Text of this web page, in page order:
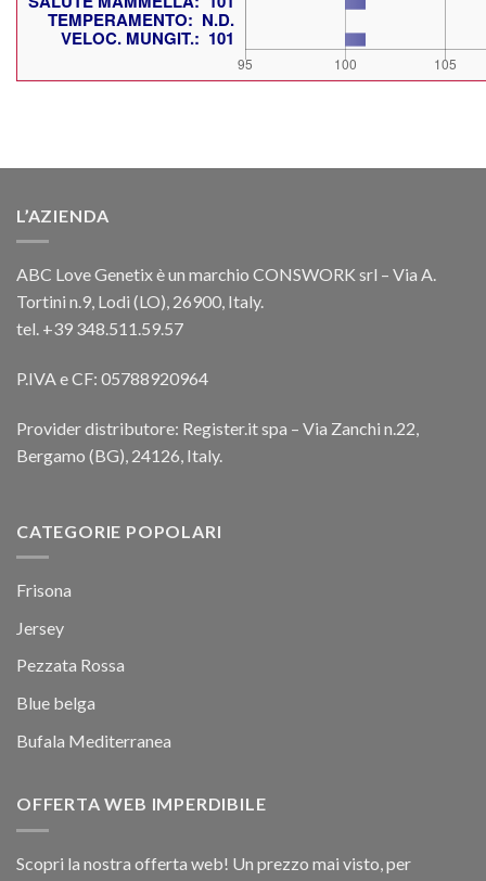
L’AZIENDA
ABC Love Genetix è un marchio CONSWORK srl – Via A.
Tortini n.9, Lodi (LO), 26900, Italy.
tel. +39 348.511.59.57
P.IVA e CF: 05788920964
Provider distributore: Register.it spa – Via Zanchi n.22,
Bergamo (BG), 24126, Italy.
CATEGORIE POPOLARI
Frisona
Jersey
Pezzata Rossa
Blue belga
Bufala Mediterranea
OFFERTA WEB IMPERDIBILE
Scopri la nostra offerta web! Un prezzo mai visto, per